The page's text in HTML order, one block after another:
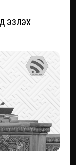
ЭЗЛЭХ